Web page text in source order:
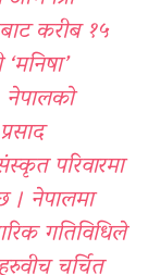
करीब १५
परिवारमा
। नेपालमा
गतिविधिले